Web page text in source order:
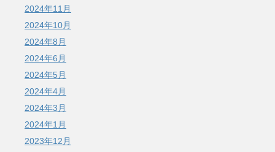
2024年11月
2024年10月
2024年8月
2024年6月
2024年5月
2024年4月
2024年3月
2024年1月
2023年12月